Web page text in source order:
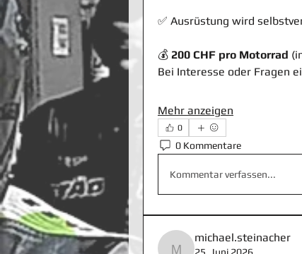
✅ Ausrüstung wird
💰 200 CHF pro Motorrad
Bei Interesse oder Fragen
Mehr anzeigen
0
0 Kommentare
Kommentar verfassen...
michael.steinacher